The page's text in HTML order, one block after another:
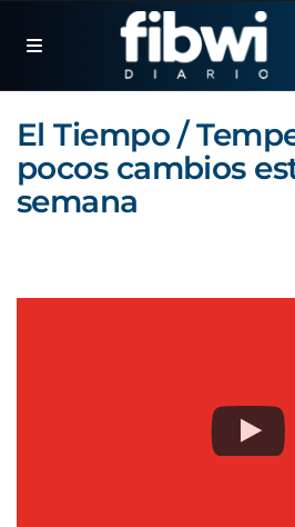
El Tiempo /
pocos cambios
semana